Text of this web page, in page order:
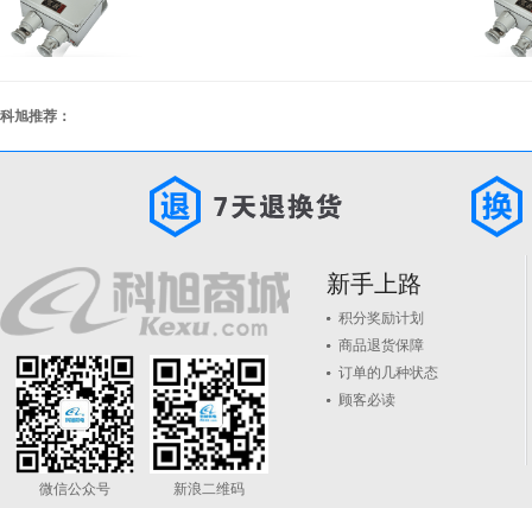
科旭推荐：
微信公众号 新浪二维码
新手上路
积分奖励计划
商品退货保障
订单的几种状态
顾客必读